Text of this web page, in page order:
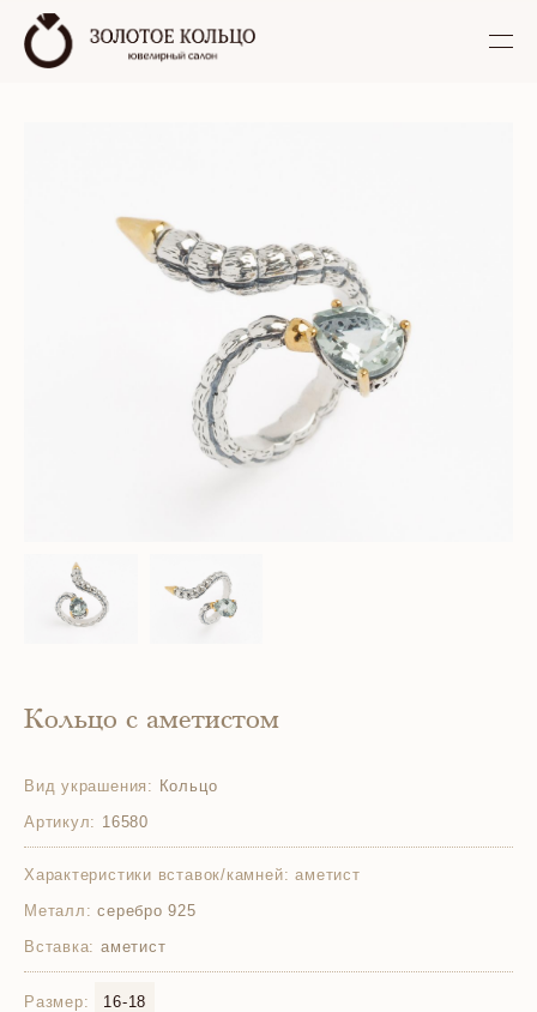
Кольцо с аметистом
Вид украшения: Кольцо
Артикул: 16580
Характеристики вставок/камней: аметист
Металл: серебро 925
Вставка: аметист
Размер: 16-18